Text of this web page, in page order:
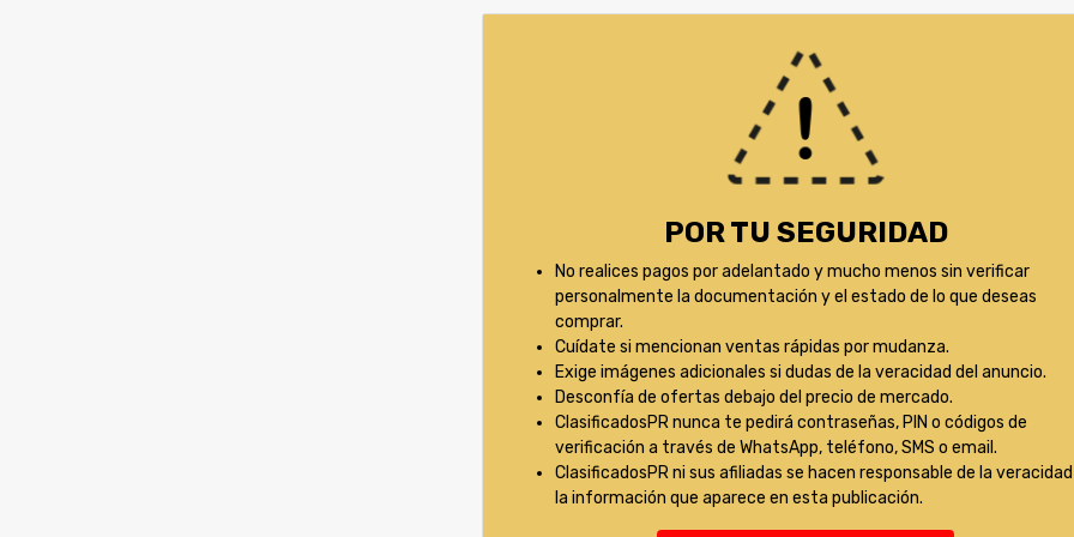
POR TU SEGURIDAD
No realices pagos por adelantado y mucho menos sin verificar
personalmente la documentación y el estado de lo que deseas
comprar.
Cuídate si mencionan ventas rápidas por mudanza.
Exige imágenes adicionales si dudas de la veracidad del anuncio.
Desconfía de ofertas debajo del precio de mercado.
ClasificadosPR nunca te pedirá contraseñas, PIN o códigos de
verificación a través de WhatsApp, teléfono, SMS o email.
ClasificadosPR ni sus afiliadas se hacen responsable de la
la información que aparece en esta publicación.